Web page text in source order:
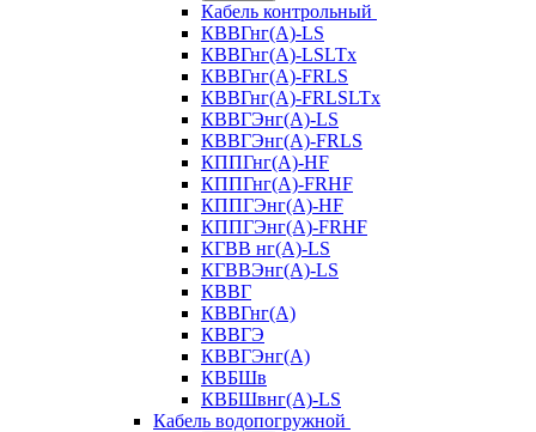
Кабель контрольный
КВВГнг(А)-LS
КВВГнг(А)-LSLTx
КВВГнг(А)-FRLS
КВВГнг(А)-FRLSLTx
КВВГЭнг(А)-LS
КВВГЭнг(А)-FRLS
КППГнг(А)-HF
КППГнг(А)-FRHF
КППГЭнг(А)-HF
КППГЭнг(А)-FRHF
КГВВ нг(А)-LS
КГВВЭнг(А)-LS
КВВГ
КВВГнг(А)
КВВГЭ
КВВГЭнг(А)
КВБШв
КВБШвнг(А)-LS
Кабель водопогружной